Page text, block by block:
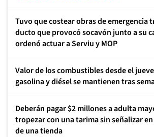
Tuvo que costear obras de emergencia
ducto que provocó socavón junto a su
ordenó actuar a Serviu y MOP
Valor de los combustibles desde el
gasolina y diésel se mantienen tras
Deberán pagar $2 millones a adulta
tropezar con una tarima sin señalizar
de una tienda